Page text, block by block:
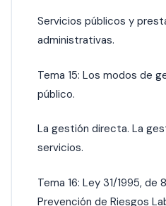
Servicios públicos y
administrativas.
Tema 15: Los modos de
público.
La gestión directa. La
servicios.
Tema 16: Ley 31/1995, de
Prevención de Riesgos